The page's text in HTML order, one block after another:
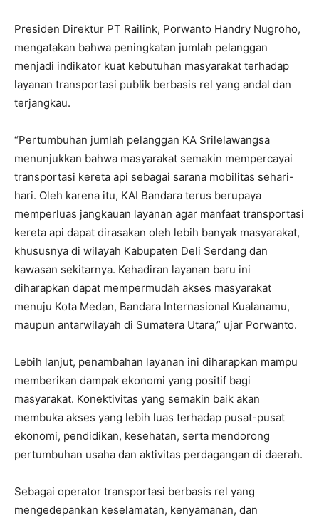
Presiden Direktur PT Railink, Porwanto Handry Nugroho,
mengatakan bahwa peningkatan jumlah pelanggan
menjadi indikator kuat kebutuhan masyarakat terhadap
layanan transportasi publik berbasis rel yang andal dan
terjangkau.
“Pertumbuhan jumlah pelanggan KA Srilelawangsa
menunjukkan bahwa masyarakat semakin mempercayai
transportasi kereta api sebagai sarana mobilitas sehari-
hari. Oleh karena itu, KAI Bandara terus berupaya
memperluas jangkauan layanan agar manfaat transportasi
kereta api dapat dirasakan oleh lebih banyak masyarakat,
khususnya di wilayah Kabupaten Deli Serdang dan
kawasan sekitarnya. Kehadiran layanan baru ini
diharapkan dapat mempermudah akses masyarakat
menuju Kota Medan, Bandara Internasional Kualanamu,
maupun antarwilayah di Sumatera Utara,” ujar Porwanto.
Lebih lanjut, penambahan layanan ini diharapkan mampu
memberikan dampak ekonomi yang positif bagi
masyarakat. Konektivitas yang semakin baik akan
membuka akses yang lebih luas terhadap pusat-pusat
ekonomi, pendidikan, kesehatan, serta mendorong
pertumbuhan usaha dan aktivitas perdagangan di daerah.
Sebagai operator transportasi berbasis rel yang
mengedepankan keselamatan, kenyamanan, dan